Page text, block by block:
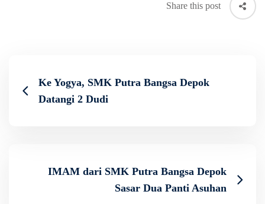
Share this post
Ke Yogya, SMK Putra Bangsa Depok
Datangi 2 Dudi
IMAM dari SMK Putra Bangsa Depok
Sasar Dua Panti Asuhan